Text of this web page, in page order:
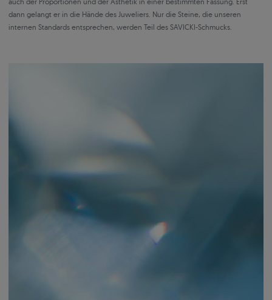
dann gelangt er in die Hände des Juweliers. Nur die Steine, die unseren
internen Standards entsprechen, werden Teil des SAVICKI-Schmucks.